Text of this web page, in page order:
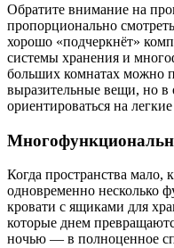
Обратите внимание на
пропорционально
хорошо «подчеркнёт»
системы хранения и
больших комнатах можно
выразительные вещи, но в
ориентироваться на
Когда пространства
одновременно несколько
кровати с ящиками для
которые днем
ночью — в полноценное